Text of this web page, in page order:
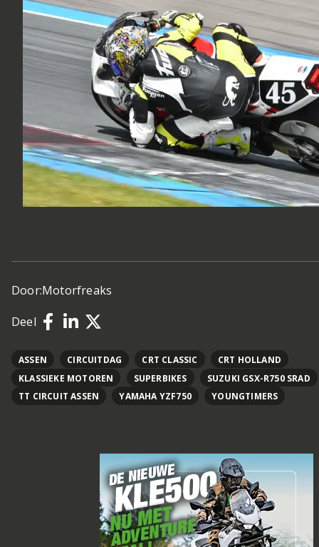
Door:Motorfreaks
Deel
ASSEN CIRCUITDAG CRT CLASSIC
CRT HOLLAND
KLASSIEKE MOTOREN
SUPERBIKES
SUZUKI GSX-R750 SRAD
TT CIRCUIT ASSEN
YAMAHA YZF750 YOUNGTIMERS